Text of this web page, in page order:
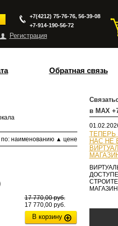
+7(4212) 75-76-76, 56-39-08
+7-914-190-56-72
Регистрация
Обратная связь
в MAX
НАС НЕ
наименованию ▲ цене
17 770,00 руб.
17 770,00 руб.
В корзину